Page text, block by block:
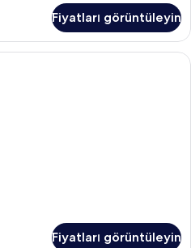
Fiyatları görüntüleyin
Kaliteli yatak takımı, minibar, odada
Fiyatları görüntüleyin